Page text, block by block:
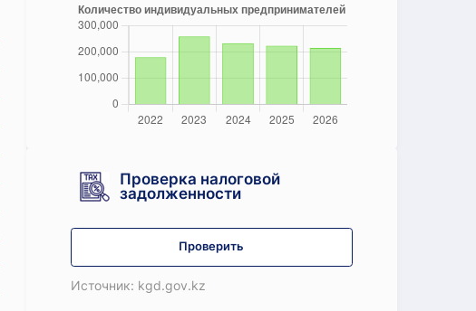
Проверка налоговой
задолженности
Проверить
Источник: kgd.gov.kz